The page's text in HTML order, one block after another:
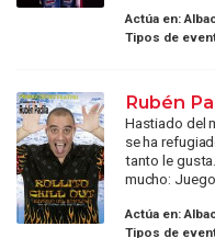
Actúa en:
Tipos de
Rubén
Hastiado del
se ha
tanto le
mucho:
Actúa en:
Tipos de